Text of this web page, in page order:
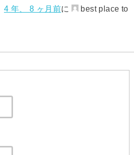
4 年、 8 ヶ月前に
best place to